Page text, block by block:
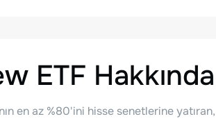
ETF Hakkında
en az %80'ini hisse senetlerine yatıran,